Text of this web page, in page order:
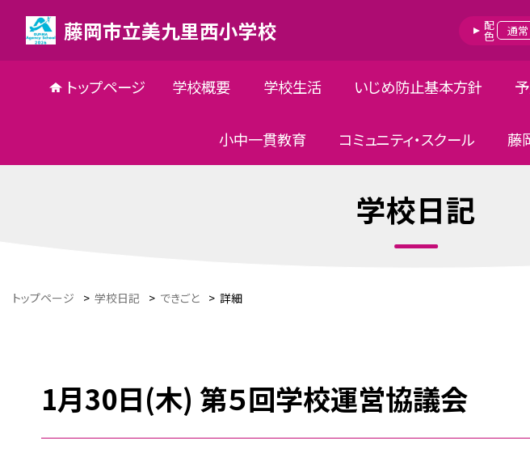
藤岡市立美九里西小学校 配色 通常
トップページ 学校概要 学校生活 いじめ防止基本方針
小中一貫教育 コミュニティ・スクール 藤
学校日記
トップページ > 学校日記 > できごと > 詳細
1月30日(木) 第５回学校運営協議会